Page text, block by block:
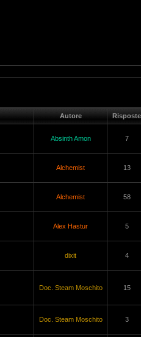
Autore Risposte
Absinth Amon 7
Alchemist 13
Alchemist 58
Alex Hastur 5
dixit 4
Doc. Steam Moschito 15
Doc. Steam Moschito 3